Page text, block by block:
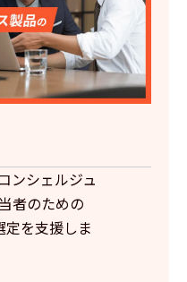
ンシェルジュ
者のための
定を支援しま